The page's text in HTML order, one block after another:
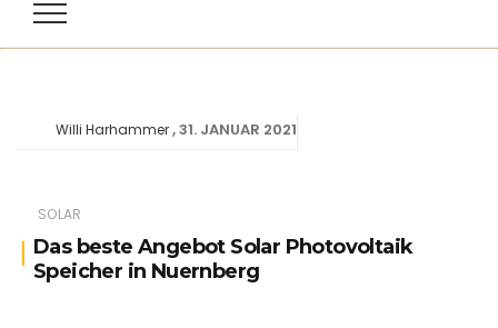
SOLAR
Das beste Angebot Solar Photovoltaik
Speicher in Nuernberg
Willi Harhammer 31. JANUAR 2021